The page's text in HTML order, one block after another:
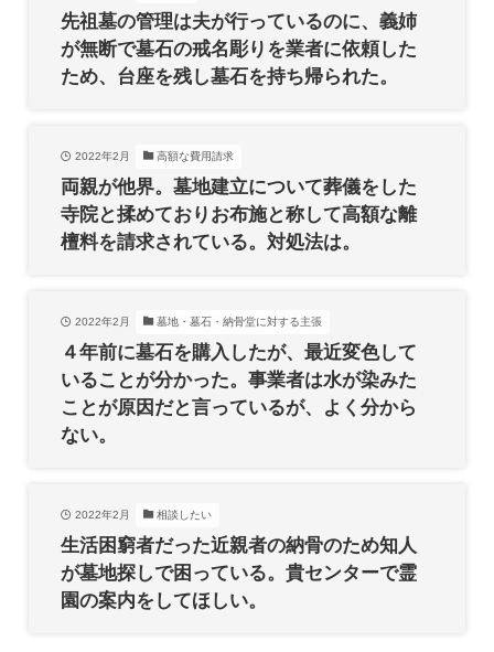
先祖墓の管理は夫が行っているのに、義姉
が無断で墓石の戒名彫りを業者に依頼した
ため、台座を残し墓石を持ち帰られた。
2022年2月 高額な費用請求
両親が他界。墓地建立について葬儀をした
寺院と揉めておりお布施と称して高額な離
檀料を請求されている。対処法は。
2022年2月 墓地・墓石・納骨堂に対する主張
４年前に墓石を購入したが、最近変色して
いることが分かった。事業者は水が染みた
ことが原因だと言っているが、よく分から
ない。
2022年2月 相談したい
生活困窮者だった近親者の納骨のため知人
が墓地探しで困っている。貴センターで霊
園の案内をしてほしい。